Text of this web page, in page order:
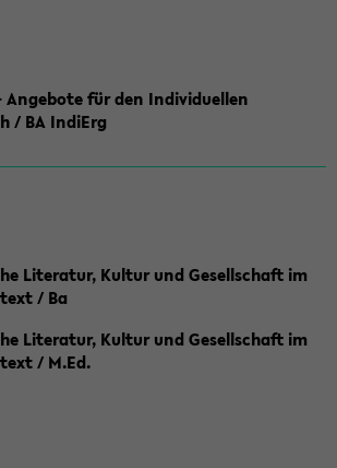
Angebote für den Individuellen
/ BA IndiErg
Literatur, Kultur und Gesellschaft im
/ Ba
Literatur, Kultur und Gesellschaft im
/ M.Ed.